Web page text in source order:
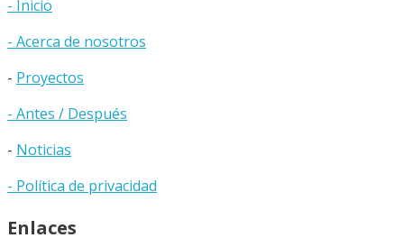
- Inicio
- Acerca de nosotros
- Proyectos
- Antes / Después
- Noticias
- Política de privacidad
Enlaces